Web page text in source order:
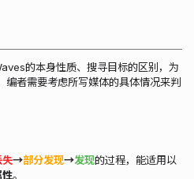
的本身性质、搜寻目标的区别，为
者需要考虑所写媒体的具体情况来判
失→部分发现→发现的过程，能适用以
。